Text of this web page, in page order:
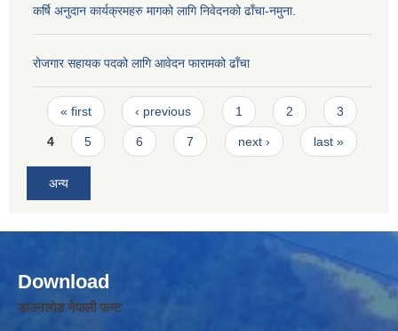
कर्षि अनुदान कार्यक्रमहरु मागको लागि निवेदनको ढाँचा-नमुना.
रोजगार सहायक पदको लागि आवेदन फारामको ढाँचा
Pages
« first ‹ previous 1 2 3
4 5 6 7 next › last »
अन्य
Download
डाउनलोड नेपाली फन्ट